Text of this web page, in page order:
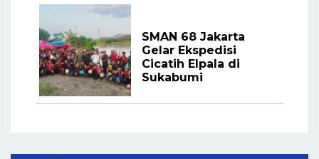
SMAN 68 Jakarta
Gelar Ekspedisi
Cicatih Elpala di
Sukabumi